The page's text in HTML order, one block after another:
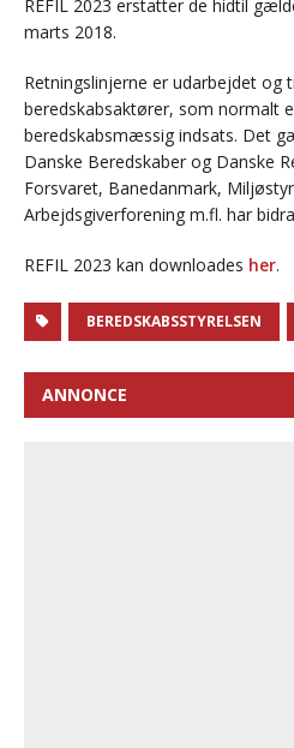
REFIL 2023 erstatter de hidtil
marts 2018.
Retningslinjerne er udarbejdet og
beredskabsaktører, som normalt
beredskabsmæssig indsats. Det
Danske Beredskaber og Danske
Forsvaret, Banedanmark,
Arbejdsgiverforening m.fl. har
REFIL 2023 kan downloades her.
BEREDSKABSSTYRELSEN
ANNONCE